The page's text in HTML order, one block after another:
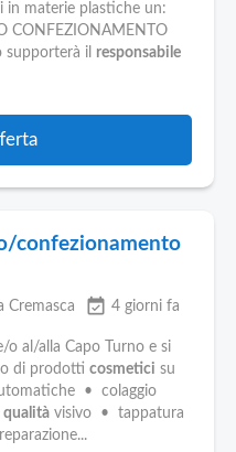
in materie plastiche un:
CONFEZIONAMENTO
supporterà il responsabile
confezionamento
Cremasca event_available 4 giorni fa
o al/alla Capo Turno e si
di prodotti cosmetici su
• colaggio
qualità visivo • tappatura